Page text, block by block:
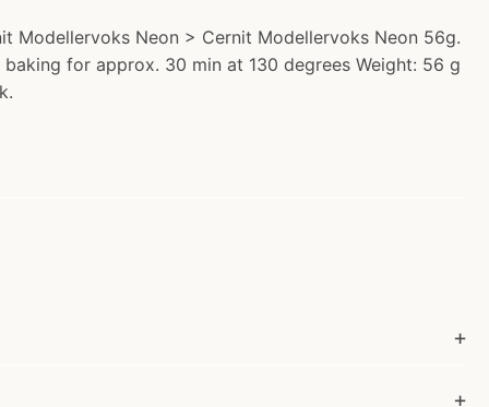
Modellervoks Neon > Cernit Modellervoks Neon 56g.
for approx. 30 min at 130 degrees Weight: 56 g